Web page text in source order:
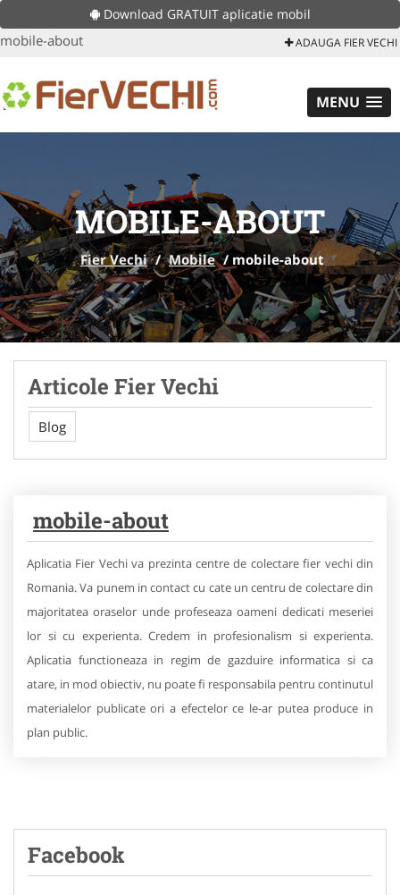
Download GRATUIT aplicatie mobil
mobile-about ADAUGA FIER VECHI
MENU
MOBILE-ABOUT
Fier Vechi / Mobile / mobile-about
Articole Fier Vechi
Blog
mobile-about
Aplicatia Fier Vechi va prezinta centre de colectare fier vechi din
Romania. Va punem in contact cu cate un centru de colectare din
majoritatea oraselor unde profeseaza oameni dedicati meseriei
lor si cu experienta. Credem in profesionalism si experienta.
Aplicatia functioneaza in regim de gazduire informatica si ca
atare, in mod obiectiv, nu poate fi responsabila pentru continutul
materialelor publicate ori a efectelor ce le-ar putea produce in
plan public.
Facebook